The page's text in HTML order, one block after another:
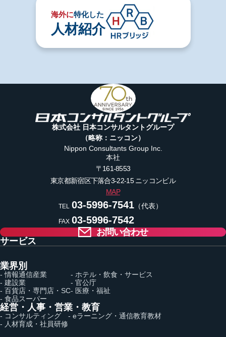
海外に特化した
人材紹介
株式会社 日本コンサルタントグループ
（略称：ニッコン）
Nippon Consultants Group Inc.
本社
〒161-8553
東京都新宿区下落合3-22-15ニッコンビル
MAP
TEL 03-5996-7541（代表）
FAX 03-5996-7542
お問い合わせ
サービス
業界別
- 情報通信産業
- 建設業
- 百貨店・専門店・SC
- 食品スーパー
- ホテル・飲食・サービス
- 官公庁
- 医療・福祉
経営・人事・営業・教育
- コンサルティング
- 人材育成・社員研修
- eラーニング・通信教育教材